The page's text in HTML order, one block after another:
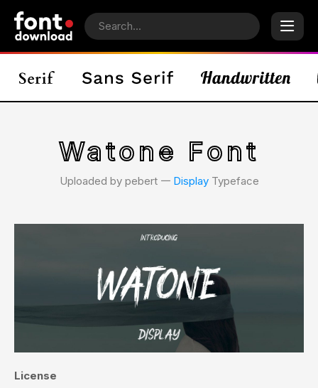
Watone Font
Uploaded by pebert 𑁋 DisplayTypeface
License